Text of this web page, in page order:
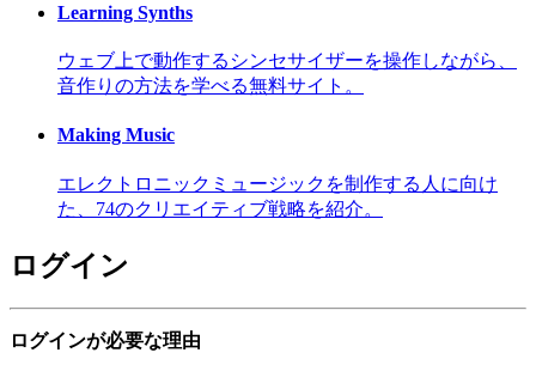
Learning Synths
ウェブ上で動作するシンセサイザーを操作しながら、
音作りの方法を学べる無料サイト。
Making Music
エレクトロニックミュージックを制作する人に向け
た、74のクリエイティブ戦略を紹介。
ログイン
ログインが必要な理由